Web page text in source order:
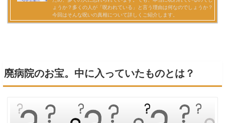
廃病院のお宝。中に入っていたものとは？